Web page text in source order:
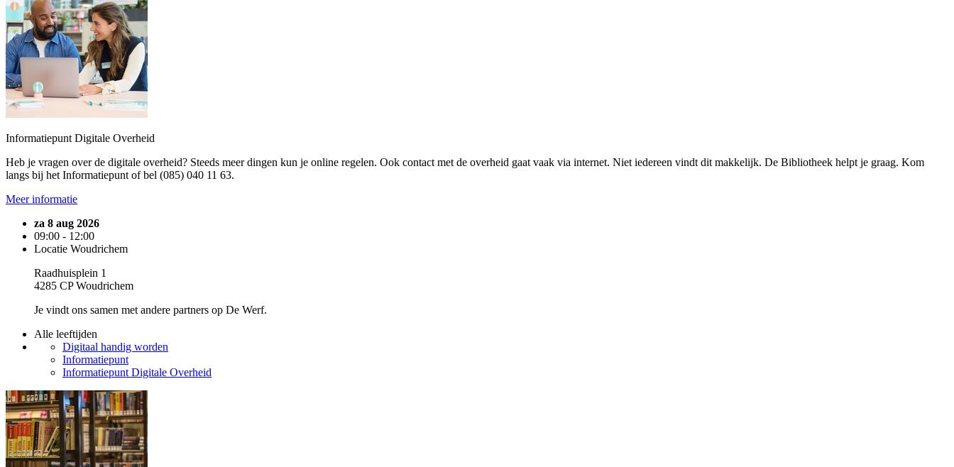
Informatiepunt Digitale Overheid
Heb je vragen over de digitale overheid? Steeds meer dingen kun je online regelen. Ook contact met de overheid gaat vaak via internet. Niet iedereen vindt dit makkelijk. De Bibliotheek helpt je graag. Kom
langs bij het Informatiepunt of bel (085) 040 11 63.
Meer informatie
za 8 aug 2026
09:00 - 12:00
Locatie Woudrichem
Raadhuisplein 1
4285 CP Woudrichem
Je vindt ons samen met andere partners op De Werf.
Alle leeftijden
Digitaal handig worden
Informatiepunt
Informatiepunt Digitale Overheid